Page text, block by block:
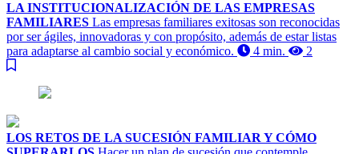
LA INSTITUCIONALIZACIÓN DE LAS EMPRESAS
FAMILIARES Las empresas familiares exitosas son reconocidas
por ser ágiles, innovadoras y con propósito, además de estar listas
para adaptarse al cambio social y económico.
4 min. 2
LOS RETOS DE LA SUCESIÓN FAMILIAR Y CÓMO